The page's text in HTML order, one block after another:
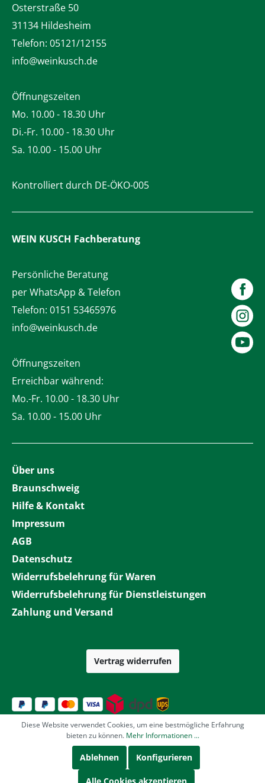
Osterstraße 50
31134 Hildesheim
Telefon: 05121/12155
info@weinkusch.de
Öffnungszeiten
Mo. 10.00 - 18.30 Uhr
Di.-Fr. 10.00 - 18.30 Uhr
Sa. 10.00 - 15.00 Uhr
Kontrolliert durch DE-ÖKO-005
WEIN KUSCH Fachberatung
Persönliche Beratung
per WhatsApp & Telefon
Telefon: 0151 53465976
info@weinkusch.de
Öffnungszeiten
Erreichbar während:
Mo.-Fr. 10.00 - 18.30 Uhr
Sa. 10.00 - 15.00 Uhr
Über uns
Braunschweig
Hilfe & Kontakt
Impressum
AGB
Datenschutz
Widerrufsbelehrung für Waren
Widerrufsbelehrung für Dienstleistungen
Zahlung und Versand
Vertrag widerrufen
Diese Website verwendet Cookies, um eine bestmögliche Erfahrung
bieten zu können. Mehr Informationen ...
Ablehnen Konfigurieren